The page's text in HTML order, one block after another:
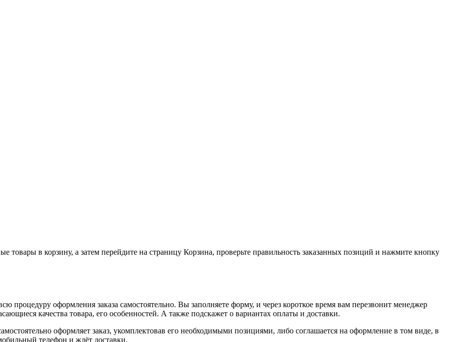
товары в корзину, а затем перейдите на страницу Корзина, проверьте правильность заказанных позиций и нажмите кнопку
процедуру оформления заказа самостоятельно. Вы заполняете форму, и через короткое время вам перезвонит менеджер
качества товара, его особенностей. А также подскажет о вариантах оплаты и доставки.
оформляет заказ, укомплектовав его необходимыми позициями, либо соглашается на оформление в том виде, в
телефон и ждёт доставки.